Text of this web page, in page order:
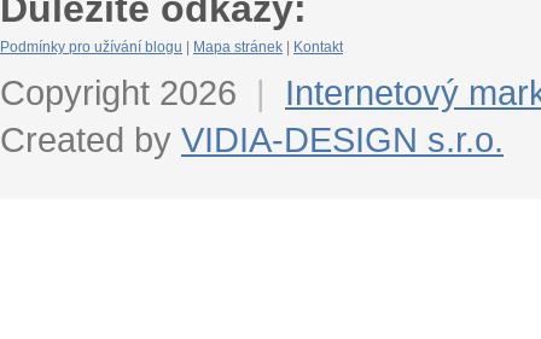
Podmínky pro užívání blogu Mapa stránek Kontakt
Copyright 2026 |
Internetový
Created by VIDIA-DESIGN s.r.o.